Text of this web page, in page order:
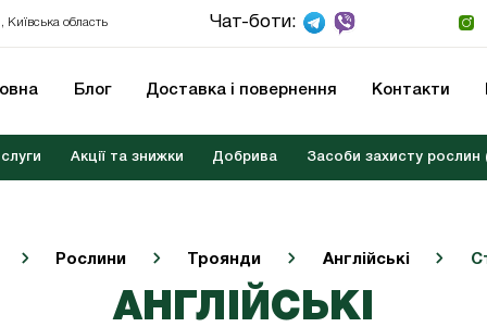
область Чат-боти:
Блог Доставка і повернення Контакти
Акції та знижки Добрива Засоби захисту рослин
Рослини Троянди Англійські
АНГЛІЙСЬКІ